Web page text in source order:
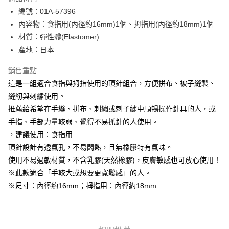
Apple Pay
街口支付
Google Pay
大哥付你分期
相關說明
1.本服務由台灣大哥大提供，台灣大哥大用戶可立即使用無須另外申請。
2.付款方式選擇「大哥付你分期」，訂單成立後會自動跳轉到大哥付的交易
流程，驗證手機門號後，選擇欲分期的期數、繳款截止日，確認付款後即完
成交易。
3.實際核准額度、可分期數及費用金額請依後續交易確認頁面所載為準。
4.訂單成立30分鐘內，如未前往確認交易或遇審核未通過，訂單將自動取
法說明評估內容。
【繳款方式說明】
1.分期款項不併入電信帳單，「大哥付你分期」於每月結算日後寄送繳費提
醒簡訊。
AFTEE先享後付
相關說明
【關於「AFTEE先享後付」】
AFTEE先享後付是「在收到商品之後才付款」的支付方式。 讓您購物簡單
便利好安心！
１．簡單：不需註冊會員、不需綁卡、不需儲值。
２．便利：只要手機號碼，簡訊認證，即可結帳。
【「AFTEE先享後付」結帳流程】
全家取貨付款
每筆NT$65，滿NT$1,500(含以上)免運費
編號：01A-57396
內容物：食指用(內徑約16mm)1個、拇指用(內徑約18mm)1個
材質：彈性體(Elastomer)
產地：日本
銷售重點
這是一組適合食指與拇指使用的頂針組合，方便拼布、被子縫製、
縫紉與刺繡使用。
推薦給希望在手縫、拼布、刺繡或刺子繡中順暢操作針具的人，或
手指、手部力量較弱、覺得不易抓針的人使用。
，建議使用：食指用
頂針設計有透氣孔，不易悶熱，且無橡膠特有氣味。
使用不易過敏材質，不含乳膠(天然橡膠)，皮膚敏感也可放心使用！
※此款適合「手較大或想要更寬鬆感」的人。
※尺寸：內徑約16mm；拇指用：內徑約18mm